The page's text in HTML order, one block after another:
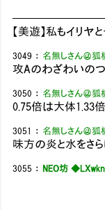
【美遊】私もイリ
3049 ： 名無しさん＠狐
攻Aのわざわいのつ
3050 ： 名無しさん＠狐
0.75倍は大体1.33
3051 ： 名無しさん＠狐
味方の炎と水をさ
3055 ： NEO坊